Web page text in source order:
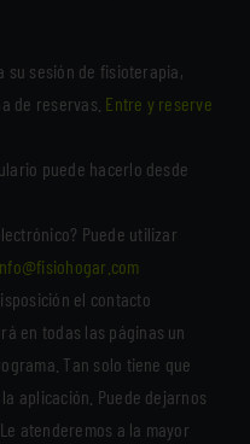
su sesión de fisioterapia,
de reservas. Entre y reserve
puede hacerlo desde
Puede utilizar
el contacto
en todas las páginas un
Tan solo tiene que
aplicación. Puede dejarnos
atenderemos a la mayor